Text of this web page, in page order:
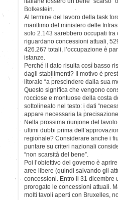
Bolkestein.
Al termine del lavoro della task
marittimo del ministero delle
solo 2.143 sarebbero occupati
riguardano concessioni attuali,
426.267 totali, l’occupazione è
istanze.
Perché il dato risulta così basso
dagli stabilimenti? Il motivo è
litorale “a prescindere dalla sua
Questo significa che vengono
rocciose e montuose della costa
sottolineato nel testo: i dati
appare necessaria la precisazione
Nella prossima riunione del
ultimi dubbi prima
regionale? Considerare anche i
puntare su criteri nazionali
“non scarsità del bene”.
Poi l’obiettivo del governo è
aree libere (quindi salvando gli
concessioni. Entro il 31 dicembre
prorogate le concessioni attuali.
molti tavoli aperti con Bruxelles,